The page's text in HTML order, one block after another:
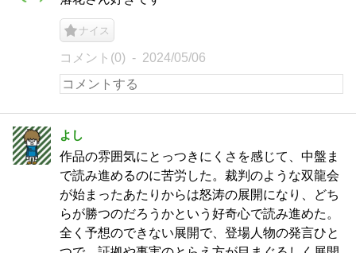
ナイス
コメント(0) 2024/05/06
よし
作品の雰囲気にとっつきにくさを感じて、中盤ま
で読み進めるのに苦労した。裁判のような双龍会
が始まったあたりからは怒涛の展開になり、どち
らが勝つのだろうかという好奇心で読み進めた。
全く予想のできない展開で、登場人物の発言ひと